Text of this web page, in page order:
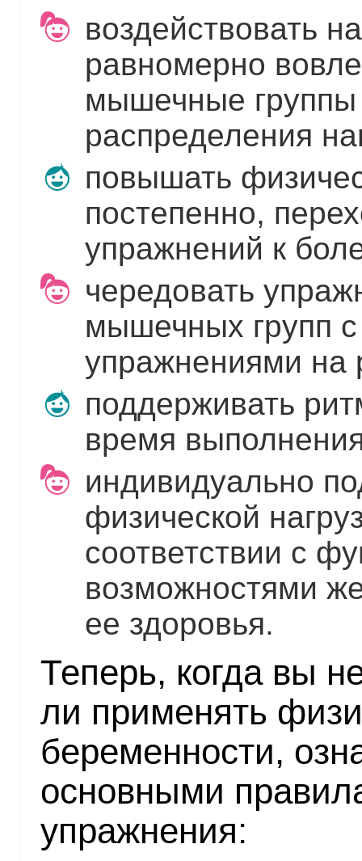
воздействовать
равномерно
мышечные группы
распределения
повышать
постепенно,
упражнений к
чередовать
мышечных групп
упражнениями на
поддерживать
время
индивидуально
физической
соответствии с
возможностями
ее здоровья.
Теперь, когда вы
ли применять
беременности,
основными
упражнения: